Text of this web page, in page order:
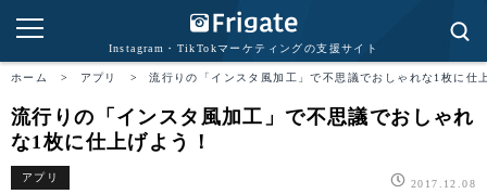
Instagram・TikTokマーケティングの支援サイト
ホーム > アプリ > 流行りの「インスタ風加工」で不思議でおしゃれな1枚に仕
流行りの「インスタ風加工」で不思議でおしゃれ
な1枚に仕上げよう！
アプリ
2017.12.08